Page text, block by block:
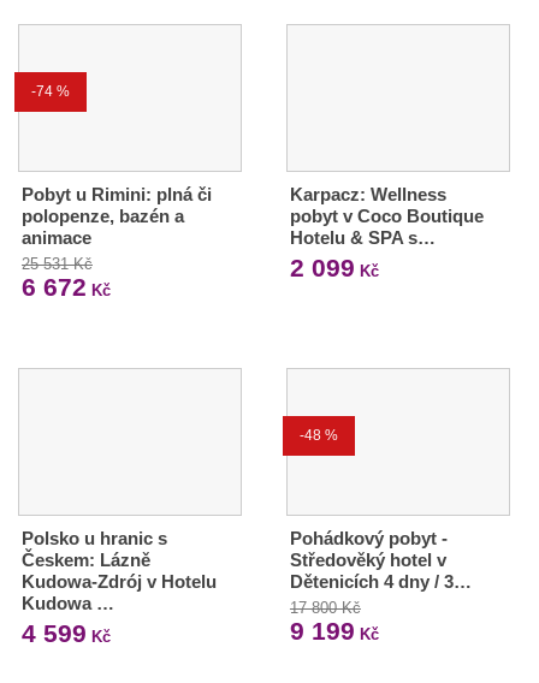
-74 %
Pobyt u Rimini: plná či
polopenze, bazén a
animace
25 531 Kč
6 672 Kč
Karpacz: Wellness
pobyt v Coco Boutique
Hotelu & SPA s…
2 099 Kč
Polsko u hranic s
Českem: Lázně
Kudowa-Zdrój v Hotelu
Kudowa …
4 599 Kč
-48 %
Pohádkový pobyt -
Středověký hotel v
Dětenicích 4 dny / 3…
17 800 Kč
9 199 Kč